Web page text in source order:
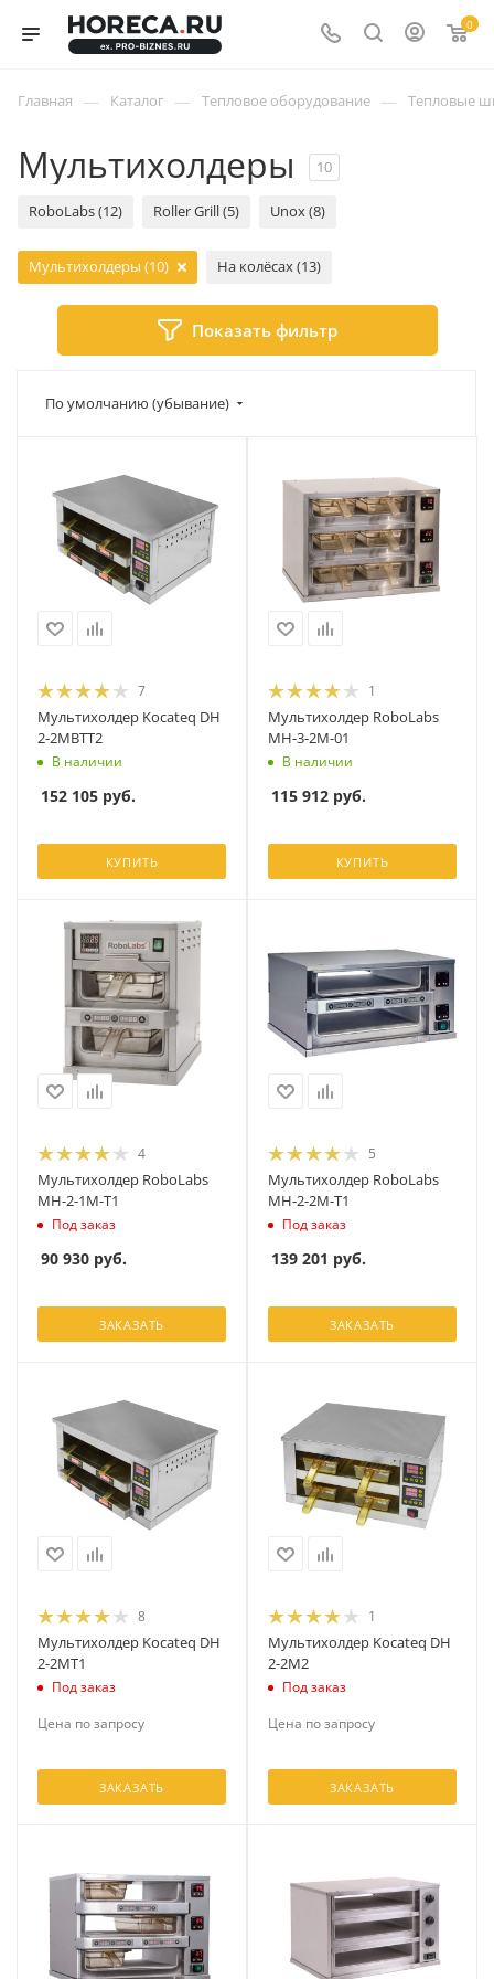
0
Главная — Каталог — Тепловое оборудование — Тепловые
Мультихолдеры 10
RoboLabs (12) Roller Grill (5) Unox (8)
Мультихолдеры (10) На колёсах (13)
Показать фильтр
По умолчанию (убывание)
7
Мультихолдер Kocateq DH
2-2MBTT2
В наличии
152 105 руб.
КУПИТЬ
1
Мультихолдер RoboLabs
МН-3-2М-01
В наличии
115 912 руб.
КУПИТЬ
4
Мультихолдер RoboLabs
МН-2-1М-T1
Под заказ
90 930 руб.
ЗАКАЗАТЬ
5
Мультихолдер RoboLabs
МН-2-2М-T1
Под заказ
139 201 руб.
ЗАКАЗАТЬ
8
Мультихолдер Kocateq DH
2-2MT1
Под заказ
Цена по запросу
ЗАКАЗАТЬ
1
Мультихолдер Kocateq DH
2-2M2
Под заказ
Цена по запросу
ЗАКАЗАТЬ